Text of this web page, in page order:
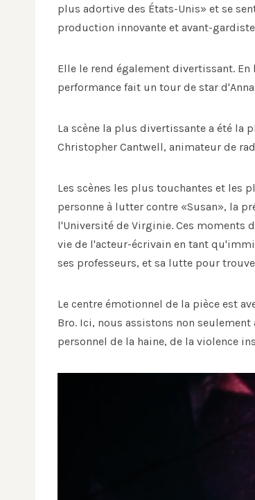
plus adortive des États-Unis» et se
production innovante et avant-
Elle le rend également divertissant.
performance fait un tour de star
La scène la plus divertissante a été la
Christopher Cantwell, animateur de
Les scènes les plus touchantes et les
personne à lutter contre «Susan», la
l'Université de Virginie. Ces moments
vie de l'acteur-écrivain en tant
ses professeurs, et sa lutte pour
Le centre émotionnel de la pièce est
Bro. Ici, nous assistons non
personnel de la haine, de la violence